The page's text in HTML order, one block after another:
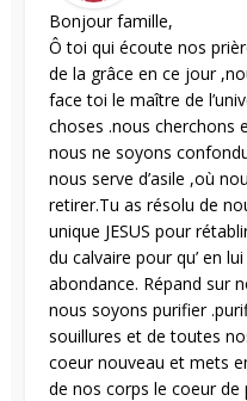
Bonjour famille,
Ô toi qui écoute nos
de la grâce en ce jour
face toi le maître de
choses .nous cherchons
nous ne soyons
nous serve d’asile ,où
retirer.Tu as résolu de
unique JESUS pour
du calvaire pour qu’ en
abondance. Répand sur
nous soyons purifier
souillures et de toutes
coeur nouveau et mets
de nos corps le coeur